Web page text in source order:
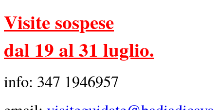
Visite sospese
dal 19 al 31 luglio.
info: 347 1946957